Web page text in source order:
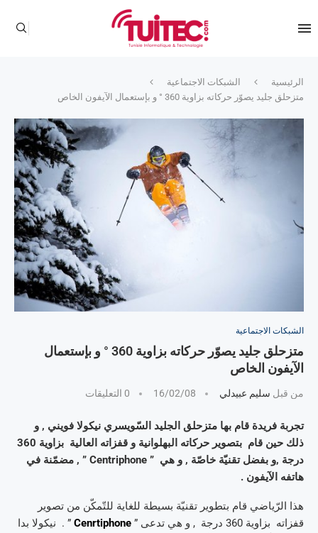
الرئيسية
الشبكات الاجتماعية
متزحلق جليد يصوّر حركاته بزاوية 360 ° و بإستعمال الآيفون الخاص
الشبكات الاجتماعية
متزحلق جليد يصوّر حركاته بزاوية 360 ° و بإستعمال
الآيفون الخاص
من قبل سليم عبيدلي 16/02/08 0 التعليقات
تجربة فريدة قام بها متزحلق الجليد السّويسري نيكولا فويني , و
ذلك حين قام بتصوير حركاته البهلوانية و قفزاته العالية بزاوية 360
درجة ,و بفضل تقنيّة خاصّة , و هي ” Centriphone ” , مضمّنة في
هاتفه الآيفون .
هذا الرّياضي قام بتطوير تقنيّة بسيطة للغاية للتّمكّن من تصوير
قفزاته بزاوية 360 درجة , و هي تدعى ”
Cenrtiphone ” . نيكولا بدا